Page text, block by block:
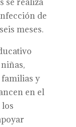
de
meses.
familias y
en el